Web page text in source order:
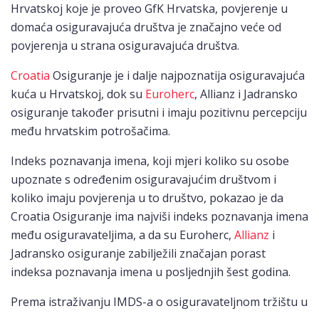
Hrvatskoj koje je proveo GfK Hrvatska, povjerenje u
domaća osiguravajuća društva je značajno veće od
povjerenja u strana osiguravajuća društva.
Croatia Osiguranje je i dalje najpoznatija osiguravajuća
kuća u Hrvatskoj, dok su Euroherc, Allianz i Jadransko
osiguranje također prisutni i imaju pozitivnu percepciju
među hrvatskim potrošačima.
Indeks poznavanja imena, koji mjeri koliko su osobe
upoznate s određenim osiguravajućim društvom i
koliko imaju povjerenja u to društvo, pokazao je da
Croatia Osiguranje ima najviši indeks poznavanja imena
među osiguravateljima, a da su Euroherc, Allianz i
Jadransko osiguranje zabilježili značajan porast
indeksa poznavanja imena u posljednjih šest godina.
Prema istraživanju IMDS-a o osiguravateljnom tržištu u